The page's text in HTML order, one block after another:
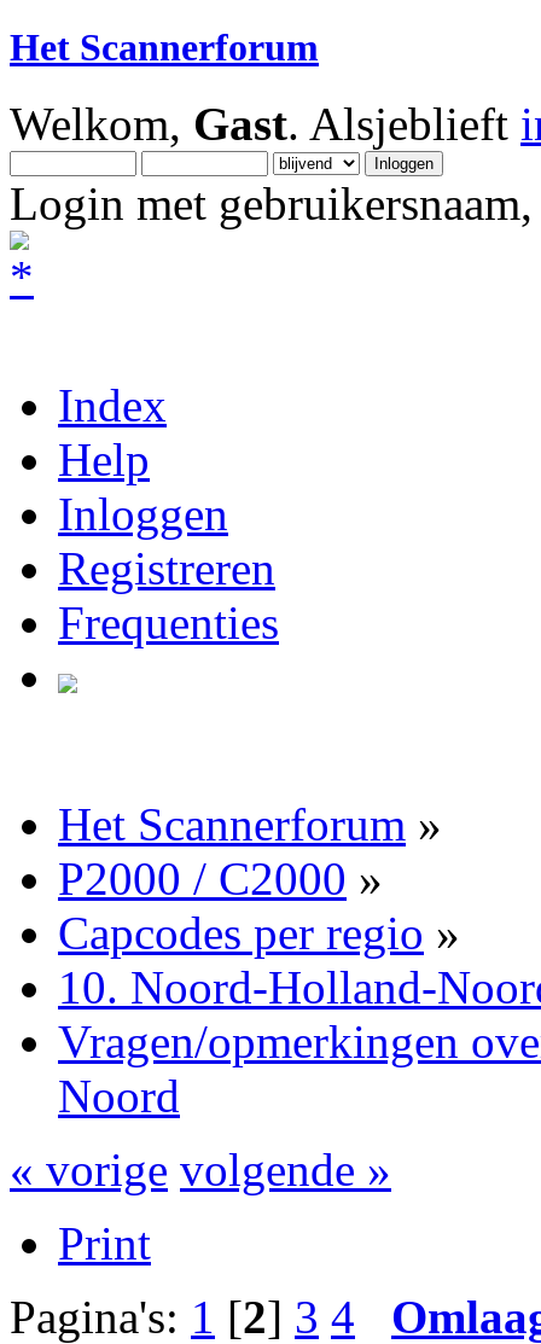
Het Scannerforum
Welkom, Gast. Alsjeblieft
Login met
Index
Help
Inloggen
Registreren
Frequenties
Het Scannerforum »
P2000 / C2000 »
Capcodes per regio »
10. Noord-Holland-
Vragen/opmerkingen
Noord
« vorige volgende »
Print
Pagina's: 1 [2] 3 4